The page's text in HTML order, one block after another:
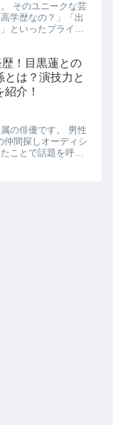
そのユニークな芸
学歴なの？」「出
といったプライベ
！目黒蓮との
とは？演技力と
介！
の俳優です。 男性
仲間探しオーディシ
ことで話題を呼ん